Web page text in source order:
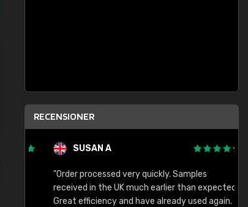
RECENSIONER
SUSAN A
"Order processed very quickly. Samples
received in the UK much earlier than expected.
Great efficiency and have already used again.